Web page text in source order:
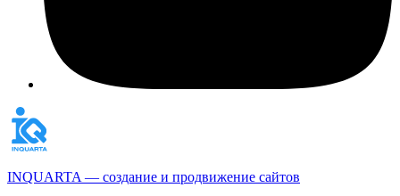
INQUARTA — создание и продвижение сайтов